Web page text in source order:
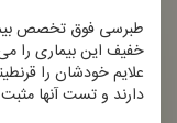
طبرسی فوق تخصص
علایم خودشان را
دارند و تست آنها مثبت است از